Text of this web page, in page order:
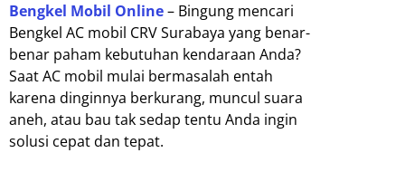
Bengkel Mobil Online– Bingung mencari
Bengkel AC mobil CRV Surabaya yang benar-
benar paham kebutuhan kendaraan Anda?
Saat AC mobil mulai bermasalah entah
karena dinginnya berkurang, muncul suara
aneh, atau bau tak sedap tentu Anda ingin
solusi cepat dan tepat.